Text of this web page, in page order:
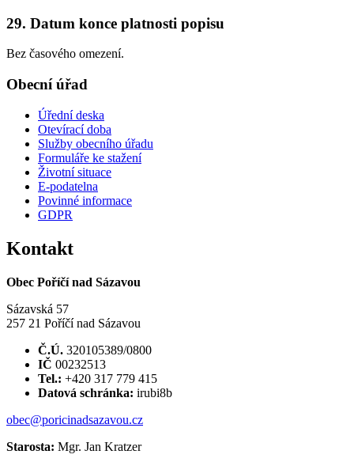
29. Datum konce platnosti popisu
Bez časového omezení.
Obecní úřad
Úřední deska
Otevírací doba
Služby obecního úřadu
Formuláře ke stažení
Životní situace
E-podatelna
Povinné informace
GDPR
Kontakt
Obec Poříčí nad Sázavou
Sázavská 57
257 21 Poříčí nad Sázavou
Č.Ú. 320105389/0800
IČ 00232513
Tel.: +420 317 779 415
Datová schránka: irubi8b
obec@poricinadsazavou.cz
Starosta: Mgr. Jan Kratzer